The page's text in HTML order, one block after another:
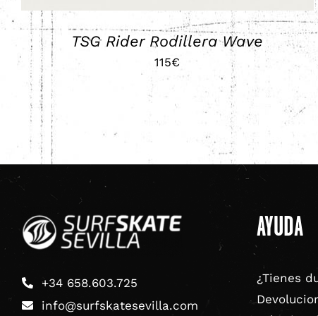
LA
PÁGINA
DE
PRODUCTO
TSG Rider Rodillera Wave
115€
+34 658.603.725
info@surfskatesevilla.com
AYUDA
¿Tienes